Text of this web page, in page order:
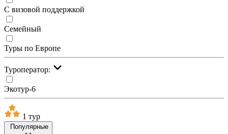
С визовой поддержкой
Семейный
Туры по Европе
Туроператор:
Экотур-6
1 тур
Популярные